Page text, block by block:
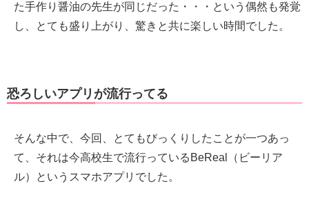
た手作り醤油の先生が同じだった・・・という偶然も発覚
し、とても盛り上がり、驚きと共に楽しい時間でした。
恐ろしいアプリが流行ってる
そんな中で、今回、とてもびっくりしたことが一つあっ
て、それは今高校生で流行っているBeReal（ビーリア
ル）というスマホアプリでした。